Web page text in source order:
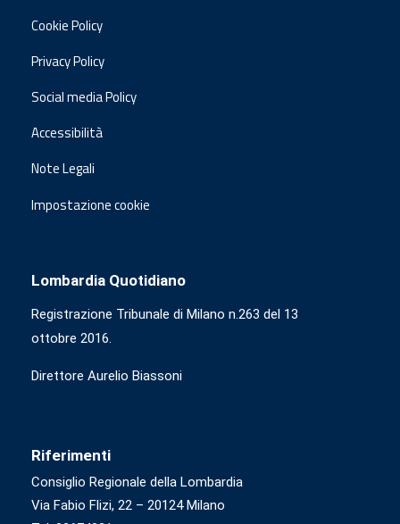
Cookie Policy
Privacy Policy
Social media Policy
Accessibilità
Note Legali
Impostazione cookie
Lombardia Quotidiano
Registrazione Tribunale di Milano n.263 del 13
ottobre 2016.
Direttore Aurelio Biassoni
Riferimenti
Consiglio Regionale della Lombardia
Via Fabio Flizi, 22 – 20124 Milano